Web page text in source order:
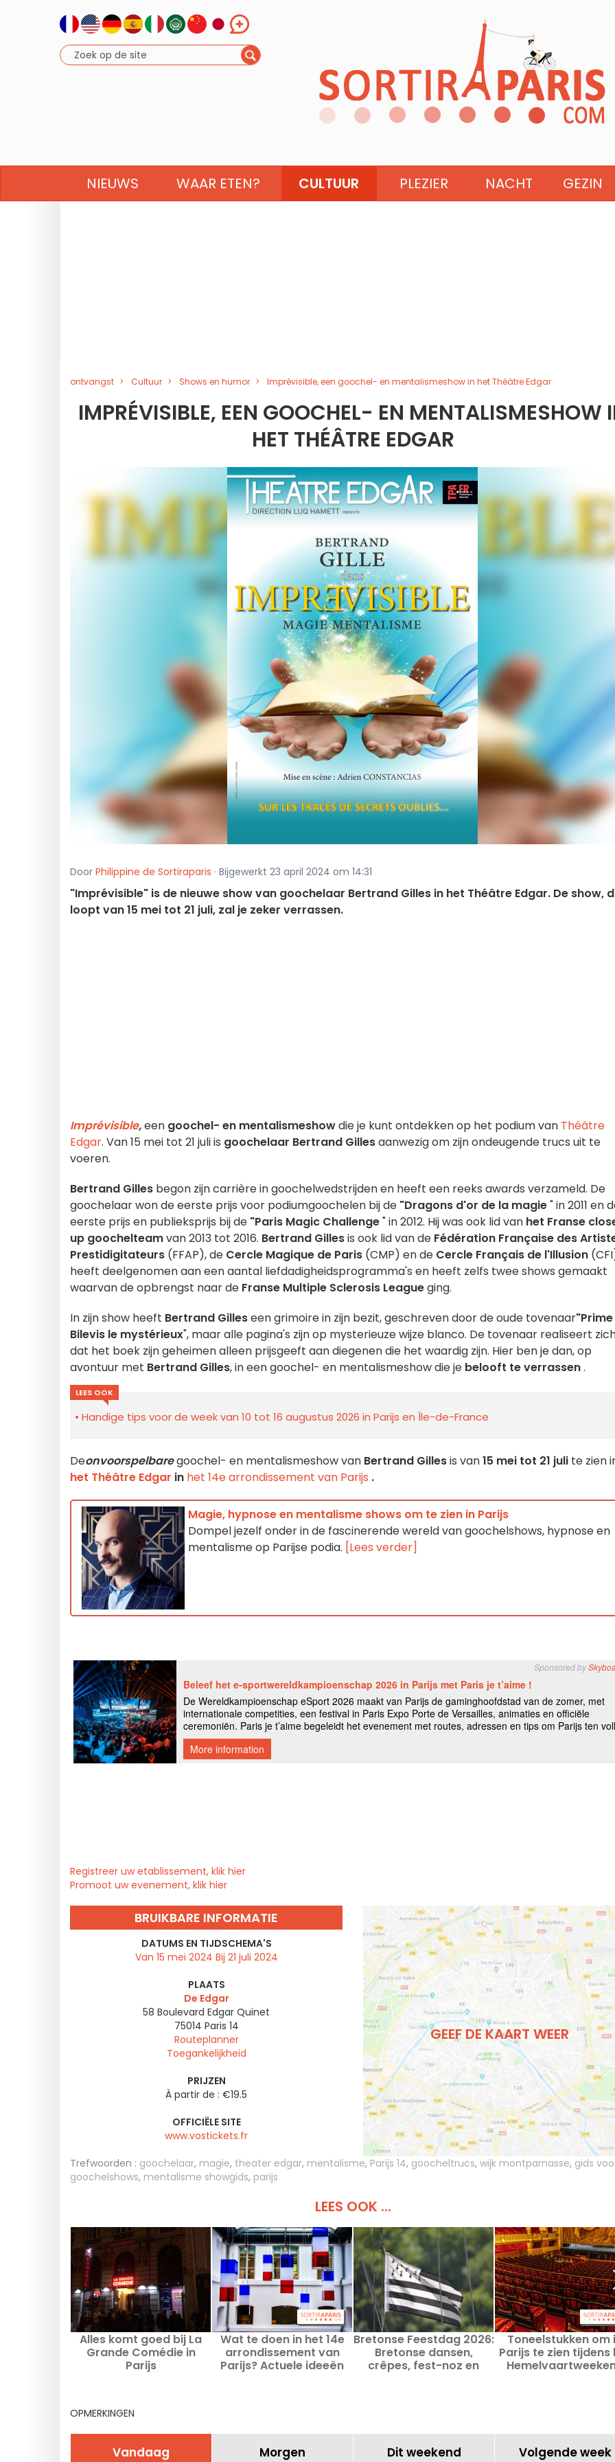
NIEUWS WAAR ETEN? CULTUUR PLEZIER NACHT GEZIN
ontvangst Cultuur Shows en humor Imprévisible, een goochel- en mentalismeshow in het Théâtre Edgar
IMPRÉVISIBLE, EEN GOOCHEL- EN MENTALISMESHOW
HET THÉÂTRE EDGAR
Door Philippine de Sortiraparis · Bijgewerkt 23 april 2024 om 14:31
"Imprévisible" is de nieuwe show van goochelaar Bertrand Gilles in het Théâtre Edgar. De show,
loopt van 15 mei tot 21 juli, zal je zeker verrassen.
Imprévisible,een goochel- en mentalismeshowdie je kunt ontdekken op het podium van Théâtre
Edgar. Van 15 mei tot 21 juli is goochelaar Bertrand Gillesaanwezig om zijn ondeugende trucs uit te
voeren.
Bertrand Gilles begon zijn carrière in goochelwedstrijden en heeft een reeks awards verzameld. De
goochelaar won de eerste prijs voor podiumgoochelen bij de "Dragons d'or de la magie" in 2011 en
eerste prijs en publieksprijs bij de "Paris Magic Challenge" in 2012. Hij was ook lid van het Franse
up goochelteamvan 2013 tot 2016. Bertrand Gillesis ook lid van de Fédération Française des
Prestidigitateurs (FFAP), de Cercle Magique de Paris (CMP) en de Cercle Français de l'Illusion
heeft deelgenomen aan een aantal liefdadigheidsprogramma's en heeft zelfs twee shows gemaakt
waarvan de opbrengst naar de Franse Multiple Sclerosis Leagueging.
In zijn show heeft Bertrand Gilleseen grimoire in zijn bezit, geschreven door de oude tovenaar"Prime
Bilevis le mystérieux", maar alle pagina's zijn op mysterieuze wijze blanco. De tovenaar realiseert
dat het boek zijn geheimen alleen prijsgeeft aan diegenen die het waardig zijn. Hier ben je dan, op
avontuur met Bertrand Gilles, in een goochel- en mentalismeshow die je belooft te verrassen.
LEES OOK
Handige tips voor de week van 10 tot 16 augustus 2026 in Parijs en Île-de-France
Deonvoorspelbaregoochel- en mentalismeshow van Bertrand Gillesis van15 mei tot 21 juli te zien
het Théâtre Edgar in het 14e arrondissement van Parijs .
Magie, hypnose en mentalisme shows om te zien in Parijs
Dompel jezelf onder in de fascinerende wereld van goochelshows, hypnose en
mentalisme op Parijse podia. [Lees verder]
Registreer uw etablissement, klik hier
Promoot uw evenement, klik hier
BRUIKBARE INFORMATIE
DATUMS EN TIJDSCHEMA'S
Van 15 mei 2024 Bij 21 juli 2024
PLAATS
De Edgar
58 Boulevard Edgar Quinet
75014 Paris 14
Routeplanner
Toegankelijkheid
PRIJZEN
À partir de : €19.5
OFFICIËLE SITE
www.vostickets.fr
GEEF DE KAART WEER
Trefwoorden : goochelaar, magie, theater edgar, mentalisme, Parijs 14, goocheltrucs, wijk montparnasse, gids
goochelshows, mentalisme showgids, parijs
LEES OOK ...
Alles komt goed bij La
Grande Comédie in
Parijs
Wat te doen in het 14e
arrondissement van
Parijs? Actuele ideeën
Bretonse Feestdag 2026:
Bretonse dansen,
crêpes, fest-noz en
Toneelstukken om
Parijs te zien tijdens
OPMERKINGEN
Vandaag Morgen Dit weekend Volgende week